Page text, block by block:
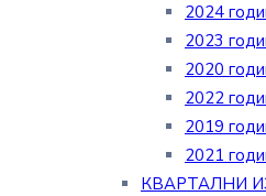
2024
2023
2020
2022
2019
2021
КВАРТАЛНИ